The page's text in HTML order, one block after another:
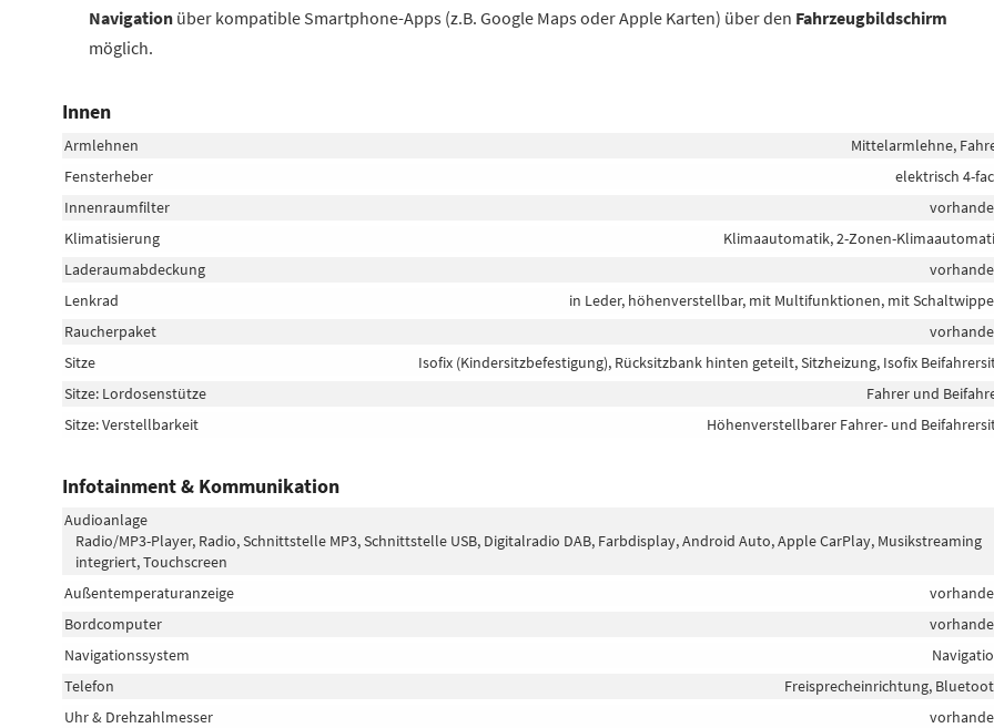
Navigation über kompatible Smartphone-Apps (z.B. Google Maps oder Apple Karten) über den Fahrzeugbildschirm
möglich.
Innen
Armlehnen
Mittelarmlehne,
Fensterheber
elektrisch 4-
Innenraumfilter
Klimatisierung
Klimaautomatik, 2-Zonen-
Laderaumabdeckung
Lenkrad
in Leder, höhenverstellbar, mit Multifunktionen, mit
Raucherpaket
Sitze
Isofix (Kindersitzbefestigung), Rücksitzbank hinten geteilt, Sitzheizung, Isofix
Sitze: Lordosenstütze
Fahrer und
Sitze: Verstellbarkeit
Höhenverstellbarer Fahrer- und
Infotainment & Kommunikation
Audioanlage
Radio/MP3-Player, Radio, Schnittstelle MP3, Schnittstelle USB, Digitalradio DAB, Farbdisplay, Android Auto, Apple CarPlay, Musikstreaming
integriert, Touchscreen
Außentemperaturanzeige
Bordcomputer
Navigationssystem
Telefon
Freisprecheinrichtung,
Uhr & Drehzahlmesser